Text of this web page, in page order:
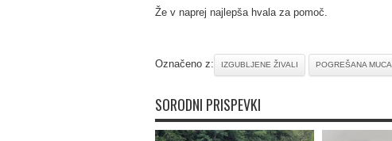
Že v naprej najlepša hvala za pomoč.
Označeno z: IZGUBLJENE ŽIVALI POGREŠANA MUCA
SORODNI PRISPEVKI